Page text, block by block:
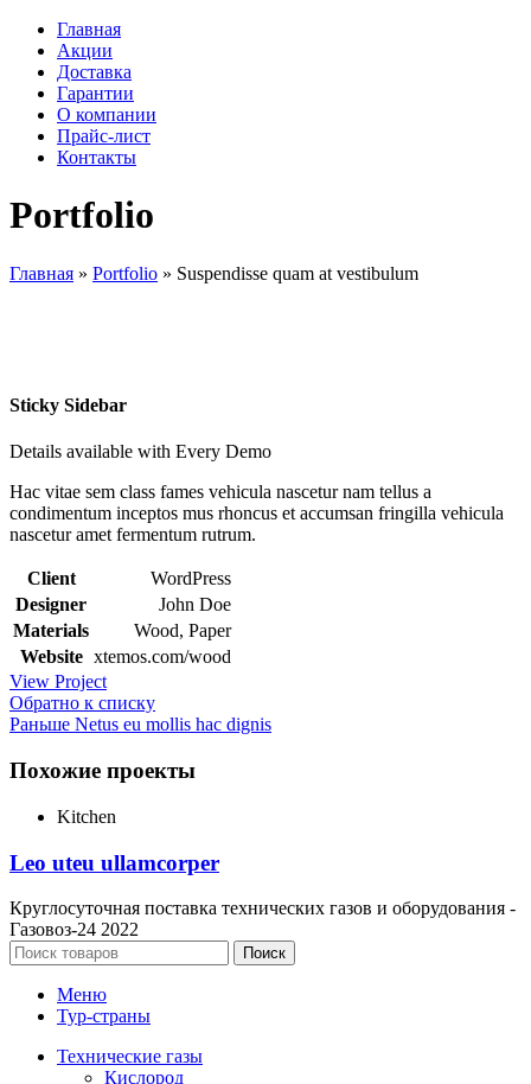
Главная
Акции
Доставка
Гарантии
О компании
Прайс-лист
Контакты
Portfolio
Главная » Portfolio » Suspendisse quam at vestibulum
Sticky Sidebar
Details available with Every Demo
Hac vitae sem class fames vehicula nascetur nam tellus a
condimentum inceptos mus rhoncus et accumsan fringilla vehicula
nascetur amet fermentum rutrum.
Client
WordPress
Designer
John Doe
Materials
Wood, Paper
Website xtemos.com/wood
View Project
Обратно к списку
Раньше Netus eu mollis hac dignis
Похожие проекты
Kitchen
Leo uteu ullamcorper
Круглосуточная поставка технических газов и оборудования -
Газовоз-24 2022
Поиск
Меню
Тур-страны
Технические газы
Кислород